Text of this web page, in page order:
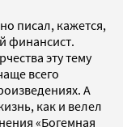
писал, кажется,
финансист.
эту тему
всего
А
как и велел
«Богемная